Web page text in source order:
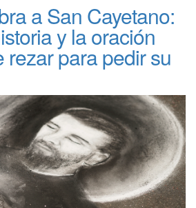
a San Cayetano:
y la oración
rezar para pedir su